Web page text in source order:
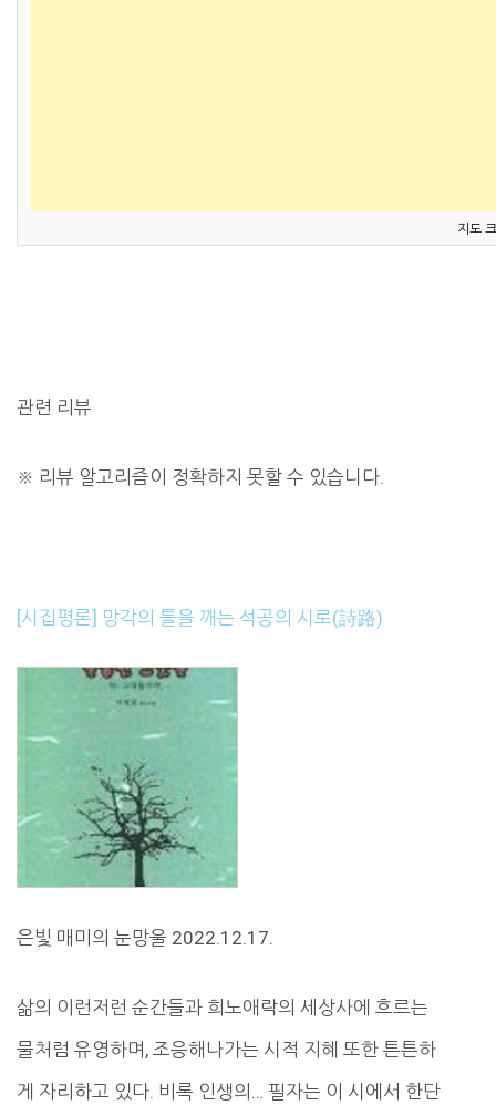
지도
관련 리뷰
※ 리뷰 알고리즘이 정확하지 못할 수 있습니다.
[시집평론] 망각의 틀을 깨는 석공의 시로(詩路)
은빛 매미의 눈망울 2022.12.17.
삶의 이런저런 순간들과 희노애락의 세상사에 흐르는
물처럼 유영하며, 조응해나가는 시적 지혜 또한 튼튼하
게 자리하고 있다. 비록 인생의… 필자는 이 시에서 한단